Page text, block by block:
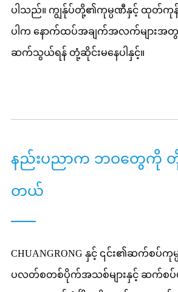
ပါသည်။ ကျွန်ုပ်တို့၏ကုမ္ပဏီနှင့် ထုတ်ကုန်မ
ပါက နောက်ထပ်အချက်အလက်များ
ဆက်သွယ်ရန် တုံ့ဆိုင်းမနေပါနှင့်။
နည်းပညာက ဘဝတွေကို
တယ်
CHUANGRONG နှင့် ၎င်း၏ဆက်စပ်ကု
ပလတ်စတစ်ပိုက်အသစ်များနှင့် ဆက်စပ်ပ